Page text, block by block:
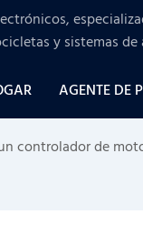
y sistemas
AGENTE DE
controlador de